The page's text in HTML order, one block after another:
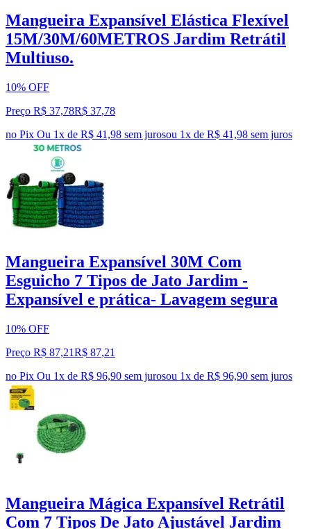
Mangueira Expansível Elástica Flexível
15M/30M/60METROS Jardim Retrátil
Multiuso.
10% OFF
Preço R$ 37,78R$ 37,78
no Pix Ou 1x de R$ 41,98 sem jurosou 1x de R$ 41,98 sem juros
Mangueira Expansível 30M Com
Esguicho 7 Tipos de Jato Jardim -
Expansível e prática- Lavagem segura
10% OFF
Preço R$ 87,21R$ 87,21
no Pix Ou 1x de R$ 96,90 sem jurosou 1x de R$ 96,90 sem juros
Mangueira Mágica Expansível Retrátil
Com 7 Tipos De Jato Ajustável Jardim